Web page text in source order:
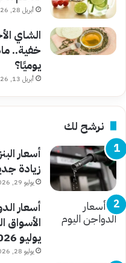
أبريل 28, 2026
الشاي
خفية..
يوميًا؟
أبريل 13, 2026
نرشح لك
أسعار
زيادة
يوليو 29, 2026
أسعار
يوليو 2026
يوليو 28, 2026